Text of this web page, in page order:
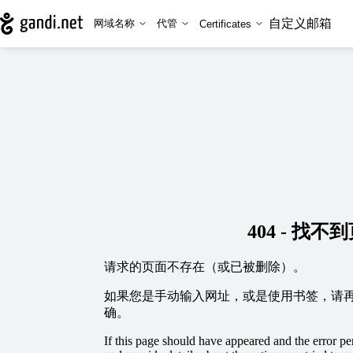
网域名称 代管 Certificates 自定义邮箱
404 - 找不
请求的页面不存在（或已被删除）。
如果您是手动输入网址，或是使用书签，请
确。
If this page should have appeared and the error